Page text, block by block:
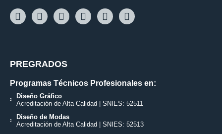
PREGRADOS
Programas Técnicos Profesionales en:
Diseño Gráfico
Acreditación de Alta Calidad | SNIES: 52511
Diseño de Modas
Acreditación de Alta Calidad | SNIES: 52513